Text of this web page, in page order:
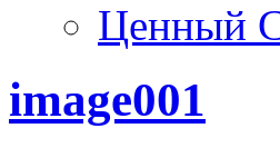
Ценный
image001